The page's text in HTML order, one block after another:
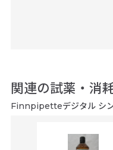
関連の試薬・消
Finnpipetteデジタル シ